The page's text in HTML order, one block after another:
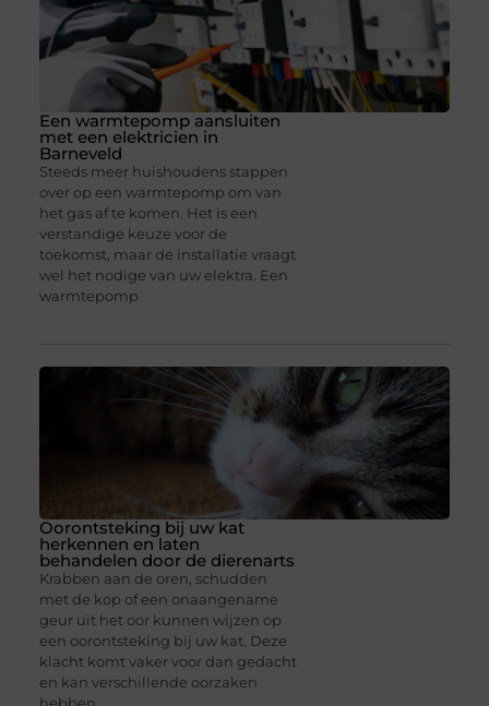
Een warmtepomp aansluiten
met een elektricien in
Barneveld
Steeds meer huishoudens stappen
over op een warmtepomp om van
het gas af te komen. Het is een
verstandige keuze voor de
toekomst, maar de installatie vraagt
wel het nodige van uw elektra. Een
warmtepomp
Oorontsteking bij uw kat
herkennen en laten
behandelen door de dierenarts
Krabben aan de oren, schudden
met de kop of een onaangename
geur uit het oor kunnen wijzen op
een oorontsteking bij uw kat. Deze
klacht komt vaker voor dan gedacht
en kan verschillende oorzaken